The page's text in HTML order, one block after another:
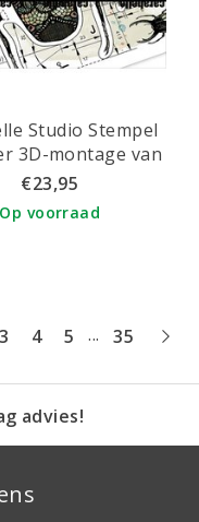
Studio Stempel
3D-montage van
Alexi
€23,95
Op voorraad
3 4 5 ... 35
advies!